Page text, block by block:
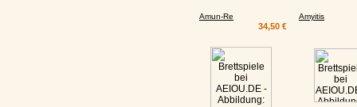
Amun-Re
34,50 €
Amyitis